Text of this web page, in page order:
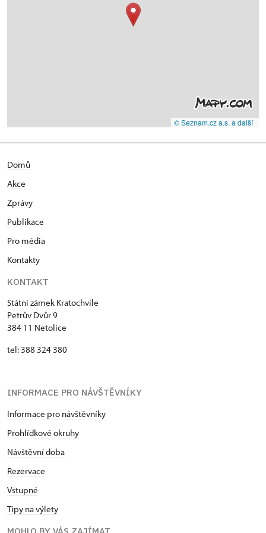
© Seznam.cz a.s. a další
Domů
Akce
Zprávy
Publikace
Pro média
Kontakty
KONTAKT
Státní zámek Kratochvíle
Petrův Dvůr 9
384 11 Netolice
tel: 388 324 380
INFORMACE PRO NÁVŠTĚVNÍKY
Informace pro návštěvníky
Prohlídkové okruhy
Návštěvní doba
Rezervace
Vstupné
Tipy na výlety